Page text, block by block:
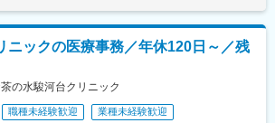
ニックの医療事務／年休120日～／残
の水駿河台クリニック
職種未経験歓迎 業種未経験歓迎